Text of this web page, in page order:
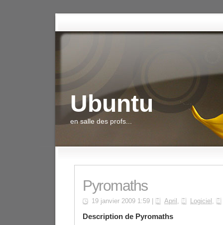
Ubuntu
en salle des profs...
Pyromaths
19 janvier 2009 1:59 | April , Logiciel ,
Description de Pyromaths